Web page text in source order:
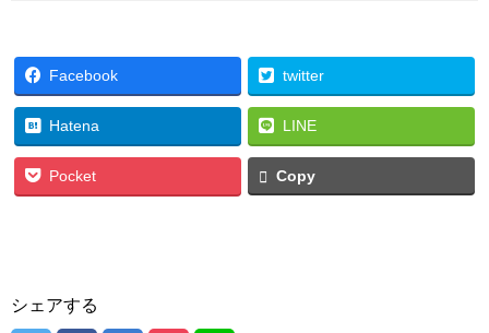
Facebook twitter
Hatena LINE
Pocket Copy
シェアする